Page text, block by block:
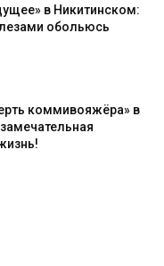
в Никитинском:
обольюсь
коммивояжёра» в